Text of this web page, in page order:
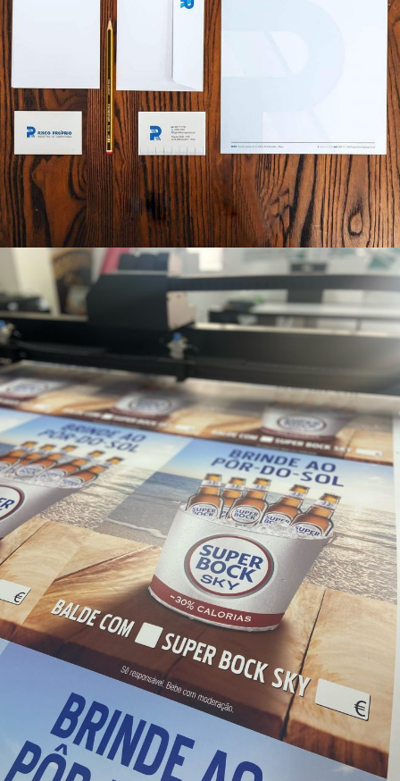
Impressão Digital Corte